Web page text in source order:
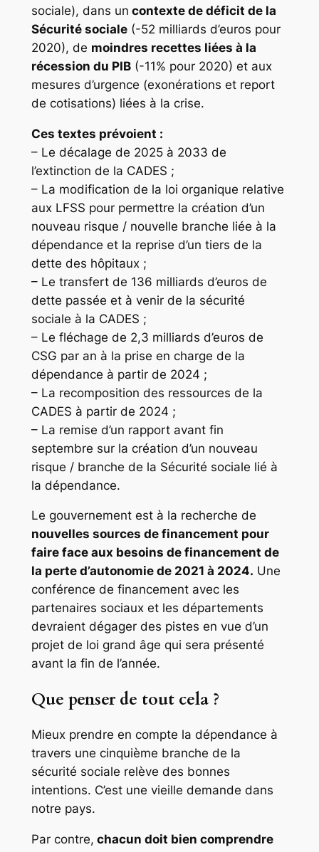
sociale), dans un contexte de déficit de la
Sécurité sociale(-52 milliards d’euros pour
2020), de moindres recettes liées à la
récession du PIB(-11% pour 2020) et aux
mesures d’urgence (exonérations et report
de cotisations) liées à la crise.
Ces textes prévoient :
– Le décalage de 2025 à 2033 de
l’extinction de la CADES ;
– La modification de la loi organique relative
aux LFSS pour permettre la création d’un
nouveau risque / nouvelle branche liée à la
dépendance et la reprise d’un tiers de la
dette des hôpitaux ;
– Le transfert de 136 milliards d’euros de
dette passée et à venir de la sécurité
sociale à la CADES ;
– Le fléchage de 2,3 milliards d’euros de
CSG par an à la prise en charge de la
dépendance à partir de 2024 ;
– La recomposition des ressources de la
CADES à partir de 2024 ;
– La remise d’un rapport avant fin
septembre sur la création d’un nouveau
risque / branche de la Sécurité sociale lié à
la dépendance.
Le gouvernement est à la recherche de
nouvelles sources de financement pour
faire face aux besoins de financement de
la perte d’autonomie de 2021 à 2024. Une
conférence de financement avec les
partenaires sociaux et les départements
devraient dégager des pistes en vue d’un
projet de loi grand âge qui sera présenté
avant la fin de l’année.
Que penser de tout cela ?
Mieux prendre en compte la dépendance à
travers une cinquième branche de la
sécurité sociale relève des bonnes
intentions. C’est une vieille demande dans
notre pays.
Par contre, chacun doit bien comprendre